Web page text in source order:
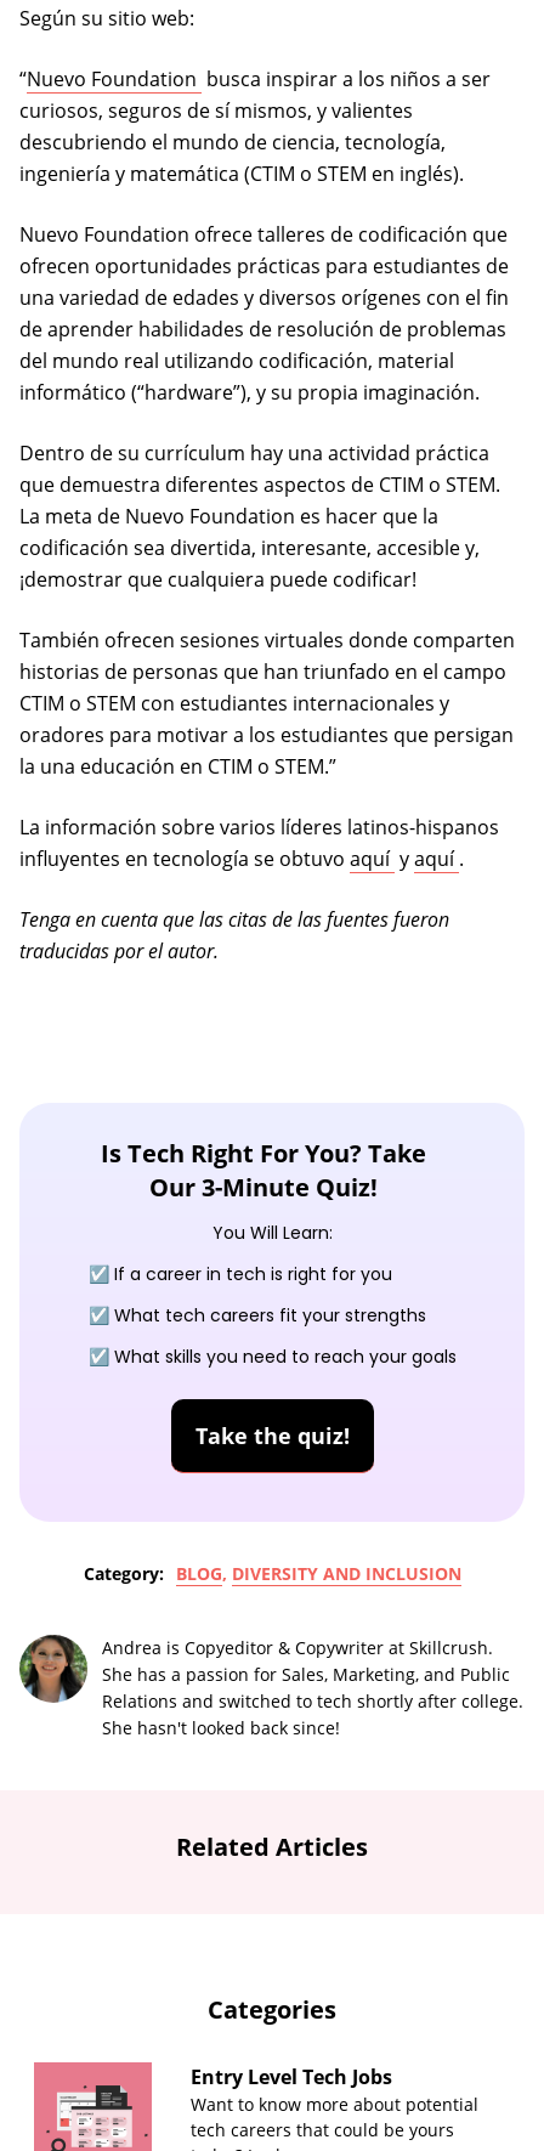
Según su sitio web:
“Nuevo Foundation (opens in a new tab)
busca inspirar a los niños a ser
curiosos, seguros de sí mismos, y valientes
descubriendo el mundo de ciencia, tecnología,
ingeniería y matemática (CTIM o STEM en inglés).
Nuevo Foundation ofrece talleres de codificación que
ofrecen oportunidades prácticas para estudiantes de
una variedad de edades y diversos orígenes con el fin
de aprender habilidades de resolución de problemas
del mundo real utilizando codificación, material
informático (“hardware”), y su propia imaginación.
Dentro de su currículum hay una actividad práctica
que demuestra diferentes aspectos de CTIM o STEM.
La meta de Nuevo Foundation es hacer que la
codificación sea divertida, interesante, accesible y,
¡demostrar que cualquiera puede codificar!
También ofrecen sesiones virtuales donde comparten
historias de personas que han triunfado en el campo
CTIM o STEM con estudiantes internacionales y
oradores para motivar a los estudiantes que persigan
la una educación en CTIM o STEM.”
La información sobre varios líderes latinos-hispanos
influyentes en tecnología se obtuvo aquí (opens in a new
yaquí (opens
.
Tenga en cuenta que las citas de las fuentes fueron
traducidas por el autor.
Is Tech Right For You? Take
Our 3-Minute Quiz!
You Will Learn:
☑️ If a career in tech is right for you
☑️ What tech careers fit your strengths
☑️ What skills you need to reach your goals
Take the quiz!
Category: BLOG, DIVERSITY AND INCLUSION
Andrea is Copyeditor & Copywriter at Skillcrush.
She has a passion for Sales, Marketing, and Public
Relations and switched to tech shortly after college.
She hasn't looked back since!
Related Articles
Categories
Entry Level Tech Jobs
Want to know more about potential
tech careers that could be yours